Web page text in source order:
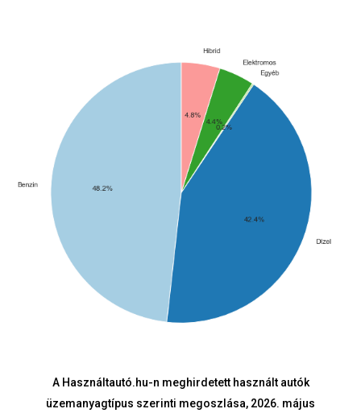
A Használtautó.hu-n meghirdetett használt autók
üzemanyagtípus szerinti megoszlása, 2026. május